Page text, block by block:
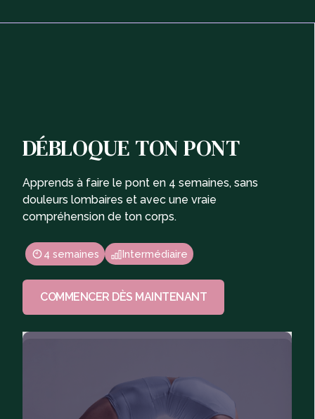
DÉBLOQUE TON PONT
Apprends à faire le pont en 4 semaines, sans
douleurs lombaires et avec une vraie
compréhension de ton corps.
4 semaines Intermédiaire
COMMENCER DÈS MAINTENANT